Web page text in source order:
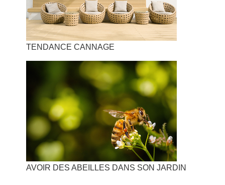
TENDANCE CANNAGE
AVOIR DES ABEILLES DANS SON JARDIN